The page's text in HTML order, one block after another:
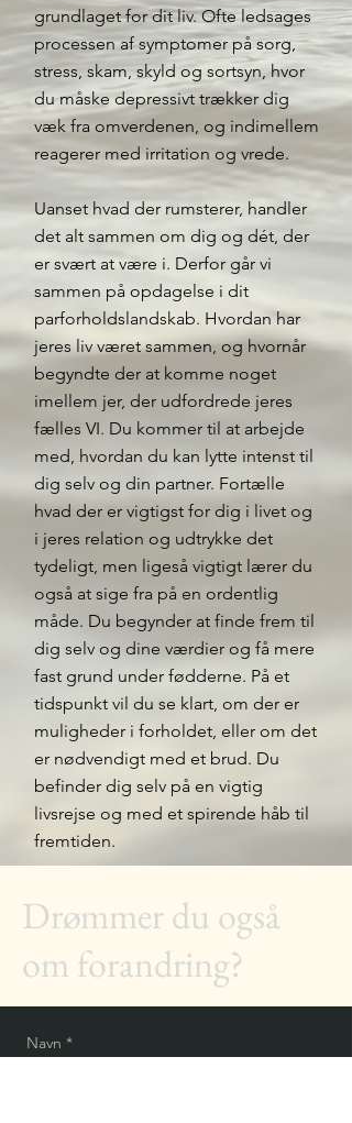
grundlaget for dit liv. Ofte ledsages
processen af symptomer på sorg,
stress, skam, skyld og sortsyn, hvor
du måske depressivt trækker dig
væk fra omverdenen, og indimellem
reagerer med irritation og vrede.
Uanset hvad der rumsterer, handler
det alt sammen om dig og dét, der
er svært at være i. Derfor går vi
sammen på opdagelse i dit
parforholdslandskab. Hvordan har
jeres liv været sammen, og hvornår
begyndte der at komme noget
imellem jer, der udfordrede jeres
fælles VI. Du kommer til at arbejde
med, hvordan du kan lytte intenst til
dig selv og din partner. Fortælle
hvad der er vigtigst for dig i livet og
i jeres relation og udtrykke det
tydeligt, men ligeså vigtigt lærer du
også at sige fra på en ordentlig
måde. Du begynder at finde frem til
dig selv og dine værdier og få mere
fast grund under fødderne. På et
tidspunkt vil du se klart, om der er
muligheder i forholdet, eller om det
er nødvendigt med et brud. Du
befinder dig selv på en vigtig
livsrejse og med et spirende håb til
fremtiden.
Drømmer du også
om forandring?
Navn *